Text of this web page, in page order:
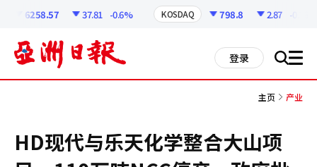
6258.57 37.81 -0.6% KOSDAQ 798.8 2.87 -0.36%
登录 搜 all
主页 产业
HD现代与乐天化学整合大山项